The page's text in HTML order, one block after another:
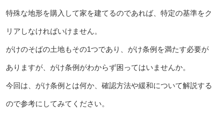
特殊な地形を購入して家を建てるのであれば、特定の基準をク
リアしなければいけません。
がけのそばの土地もその1つであり、がけ条例を満たす必要が
ありますが、がけ条例がわからず困ってはいませんか。
今回は、がけ条例とは何か、確認方法や緩和について解説する
ので参考にしてみてください。